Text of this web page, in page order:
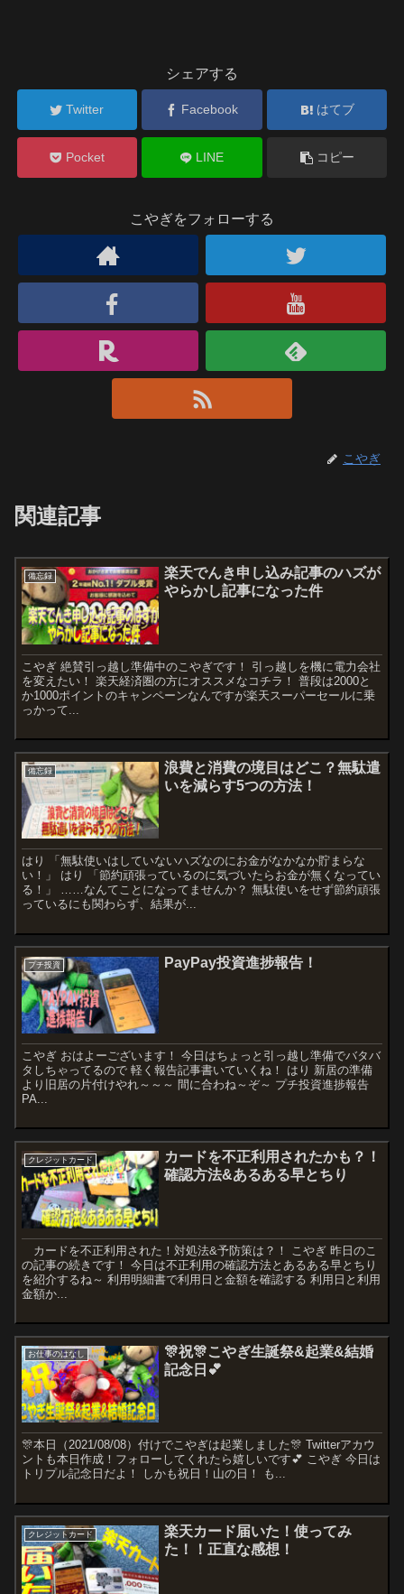
シェアする
Twitter Facebook はてブ
Pocket LINE コピー
こやぎをフォローする
こやぎ
関連記事
備忘録
楽天でんき申し込み記事のハズが
やらかし記事になった件
こやぎ 絶賛引っ越し準備中のこやぎです！ 引っ越しを機に電力会社
を変えたい！ 楽天経済圏の方にオススメなコチラ！ 普段は2000と
か1000ポイントのキャンペーンなんですが楽天スーパーセールに乗
っかって...
備忘録
浪費と消費の境目はどこ？無駄遣
いを減らす5つの方法！
はり 「無駄使いはしていないハズなのにお金がなかなか貯まらな
い！」 はり 「節約頑張っているのに気づいたらお金が無くなってい
る！」 ……なんてことになってませんか？ 無駄使いをせず節約頑張
っているにも関わらず、結果が...
プチ投資 PayPay投資進捗報告！
こやぎ おはよーございます！ 今日はちょっと引っ越し準備でバタバ
タしちゃってるので 軽く報告記事書いていくね！ はり 新居の準備
より旧居の片付けやれ～～～ 間に合わね～ぞ～ プチ投資進捗報告
PA...
クレジットカード
カードを不正利用されたかも？！
確認方法&あるある早とちり
カードを不正利用された！対処法&予防策は？！ こやぎ 昨日のこ
の記事の続きです！ 今日は不正利用の確認方法とあるある早とちり
を紹介するね～ 利用明細書で利用日と金額を確認する 利用日と利用
金額か...
お仕事のはなし
🎊祝🎊こやぎ生誕祭&起業&結婚
記念日💕
🎊本日（2021/08/08）付けでこやぎは起業しました🎊 Twitterアカウ
ントも本日作成！フォローしてくれたら嬉しいです💕 こやぎ 今日は
トリプル記念日だよ！ しかも祝日！山の日！ も...
クレジットカード
楽天カード届いた！使ってみ
た！！正直な感想！